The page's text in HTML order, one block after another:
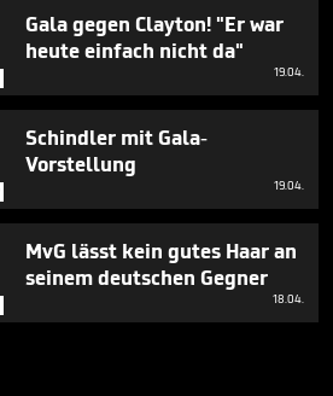
Gala gegen Clayton! "Er war
heute einfach nicht da"
19.04.
Schindler mit Gala-
Vorstellung
19.04.
MvG lässt kein gutes Haar an
seinem deutschen Gegner
18.04.